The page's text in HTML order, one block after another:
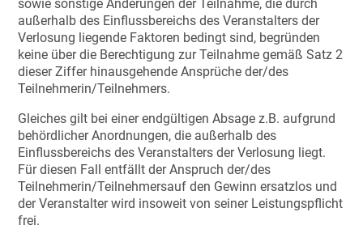
sowie sonstige Änderungen der Teilnahme, die durch
außerhalb des Einflussbereichs des Veranstalters der
Verlosung liegende Faktoren bedingt sind, begründen
keine über die Berechtigung zur Teilnahme gemäß Satz 2
dieser Ziffer hinausgehende Ansprüche der/des
Teilnehmerin/Teilnehmers.
Gleiches gilt bei einer endgültigen Absage z.B. aufgrund
behördlicher Anordnungen, die außerhalb des
Einflussbereichs des Veranstalters der Verlosung liegt.
Für diesen Fall entfällt der Anspruch der/des
Teilnehmerin/Teilnehmersauf den Gewinn ersatzlos und
der Veranstalter wird insoweit von seiner Leistungspflicht
frei.